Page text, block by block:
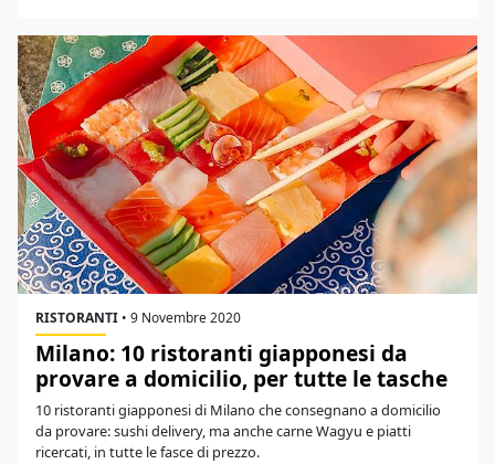
RISTORANTI • 9 Novembre 2020
Milano: 10 ristoranti giapponesi da
provare a domicilio, per tutte le tasche
10 ristoranti giapponesi di Milano che consegnano a domicilio
da provare: sushi delivery, ma anche carne Wagyu e piatti
ricercati, in tutte le fasce di prezzo.